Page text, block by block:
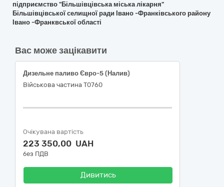
підприємство "Більшівцівська міська лікарня"
Більшівцівської селищної ради Івано -Франківського району
Івано -Франквської області
Вас може зацікавити
Дизельне паливо Євро-5 (Налив)
Військова частина Т0760
Очікувана вартість
223 350,00 UAH
без ПДВ
Дивитись